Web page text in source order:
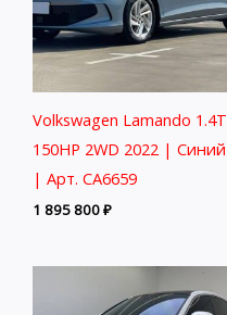
Volkswagen Lamando 1.4T
150HP 2WD 2022 | Синий
| Арт. CA6659
1 895 800₽